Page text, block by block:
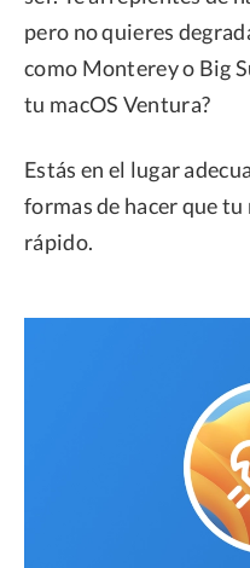
pero no quieres
como Monterey o Big
tu macOS Ventura?
Estás en el lugar
formas de hacer que tu
rápido.